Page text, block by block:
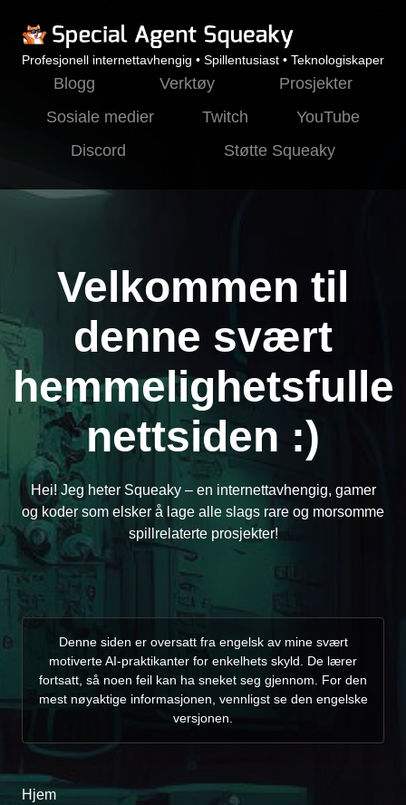
Profesjonell internettavhengig • Spillentusiast • Teknologiskaper
Blogg Verktøy
Prosjekter
Sosiale medier
Twitch
YouTube
Discord
Støtte Squeaky
Velkommen til
denne svært
hemmelighetsfulle
nettsiden :)
Hei! Jeg heter Squeaky – en internettavhengig, gamer
og koder som elsker å lage alle slags rare og morsomme
spillrelaterte prosjekter!
Denne siden er oversatt fra engelsk av mine svært
motiverte AI-praktikanter for enkelhets skyld. De lærer
fortsatt, så noen feil kan ha sneket seg gjennom. For den
mest nøyaktige informasjonen, vennligst se den engelske
versjonen.
Hjem